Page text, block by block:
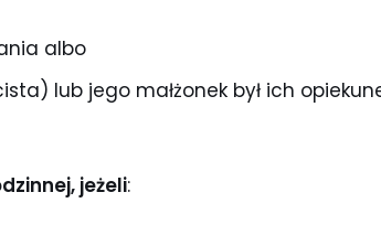
albo
lub jego małżonek był ich
jeżeli: